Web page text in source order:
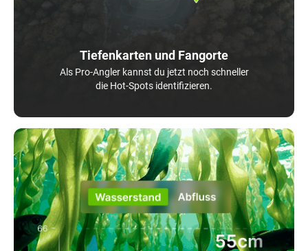
Tiefenkarten und Fangorte
Als Pro-Angler kannst du jetzt noch schneller
die Hot-Spots identifizieren.